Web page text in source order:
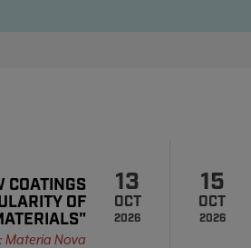
13
OCT
2026
COATINGS
OF
Materia Nova
15
OCT
2026